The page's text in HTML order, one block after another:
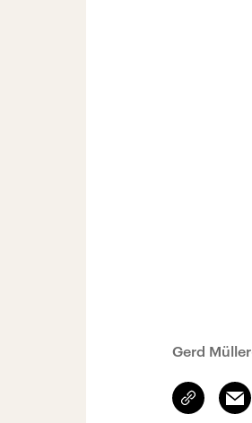
Gerd
Link
kopieren/
Email